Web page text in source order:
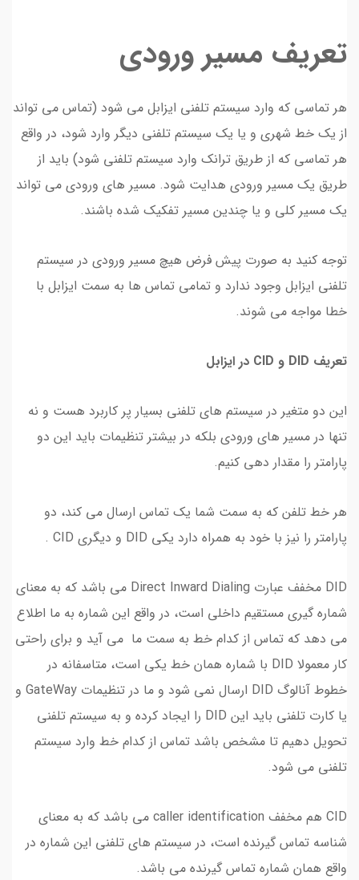
تعریف مسیر ورودی
هر تماسی که وارد سیستم تلفنی ایزابل می شود (تماس می تواند
از یک خط شهری و یا یک سیستم تلفنی دیگر وارد شود، در واقع
هر تماسی که از طریق ترانک وارد سیستم تلفنی شود) باید از
طریق یک مسیر ورودی هدایت شود. مسیر های ورودی می تواند
یک مسیر کلی و یا چندین مسیر تفکیک شده باشند.
توجه کنید به صورت پیش فرض هیچ مسیر ورودی در سیستم
تلفنی ایزابل وجود ندارد و تمامی تماس ها به سمت ایزابل با
خطا مواجه می شوند.
تعریف DID و CID در ایزابل
این دو متغیر در سیستم های تلفنی بسیار پر کاربرد هست و نه
تنها در مسیر های ورودی بلکه در بیشتر تنظیمات باید این دو
پارامتر را مقدار دهی کنیم.
هر خط تلفن که به سمت شما یک تماس ارسال می کند، دو
پارامتر را نیز با خود به همراه دارد یکی DID و دیگری CID .
DID مخفف عبارت Direct Inward Dialing می باشد که به معنای
شماره گیری مستقیم داخلی است، در واقع این شماره به ما اطلاع
می دهد که تماس از کدام خط به سمت ما می آید و برای راحتی
کار معمولا DID با شماره همان خط یکی است، متاسفانه در
خطوط آنالوگ DID ارسال نمی شود و ما در تنظیمات GateWay و
یا کارت تلفنی باید این DID را ایجاد کرده و به سیستم تلفنی
تحویل دهیم تا مشخص باشد تماس از کدام خط وارد سیستم
تلفنی می شود.
CID هم مخفف caller identification می باشد که به معنای
شناسه تماس گیرنده است، در سیستم های تلفنی این شماره در
واقع همان شماره تماس گیرنده می باشد.